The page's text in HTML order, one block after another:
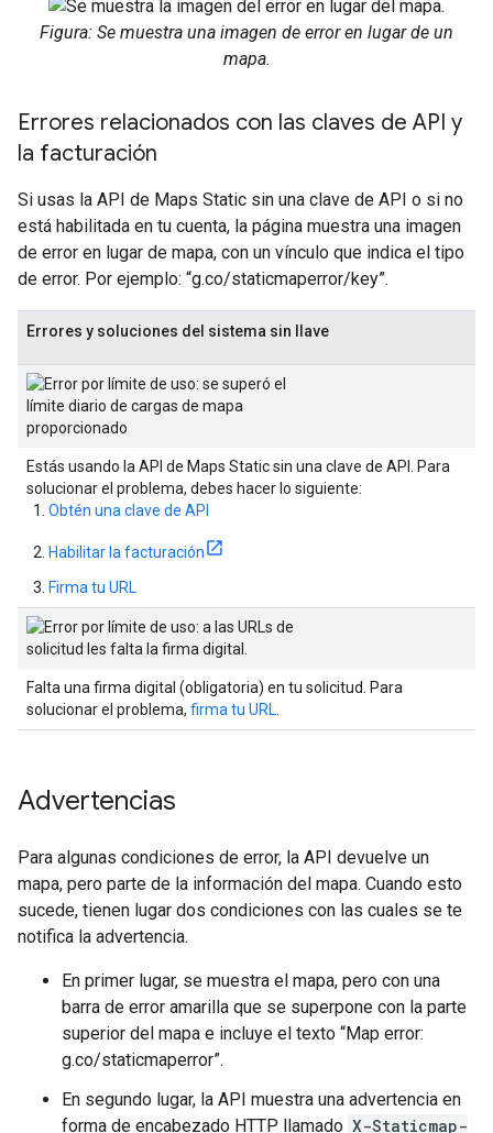
Figura: Se muestra una imagen de error en lugar de un
mapa.
Errores relacionados con las claves de API y
la facturación
Si usas la API de Maps Static sin una clave de API o si no
está habilitada en tu cuenta, la página muestra una imagen
de error en lugar de mapa, con un vínculo que indica el tipo
de error. Por ejemplo: “g.co/staticmaperror/key”.
Errores y soluciones del sistema sin llave
Estás usando la API de Maps Static sin una clave de API. Para
solucionar el problema, debes hacer lo siguiente:
Obtén una clave de API
Habilitar la facturación
Firma tu URL
Falta una firma digital (obligatoria) en tu solicitud. Para
solucionar el problema, firma tu URL
Advertencias
Para algunas condiciones de error, la API devuelve un
mapa, pero parte de la información del mapa. Cuando esto
sucede, tienen lugar dos condiciones con las cuales se te
notifica la advertencia.
En primer lugar, se muestra el mapa, pero con una
barra de error amarilla que se superpone con la parte
superior del mapa e incluye el texto “Map error:
g.co/staticmaperror”.
En segundo lugar, la API muestra una advertencia en
forma de encabezado HTTP llamado X-Staticmap-